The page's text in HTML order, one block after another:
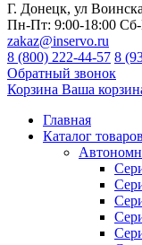
Г. Донецк, ул
Пн-Пт: 9:00-18:00
zakaz@inservo.ru
8 (800) 222-44-57 8
Обратный звонок
Корзина Ваша
Главная
Каталог товаров